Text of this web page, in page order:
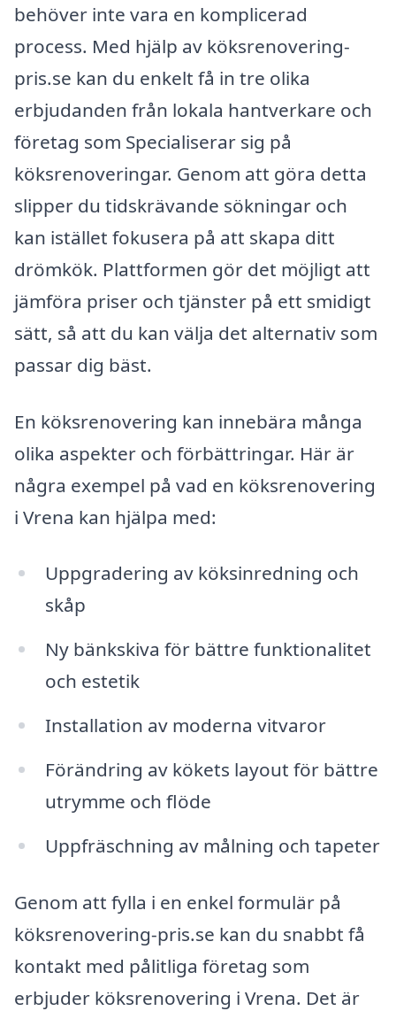
behöver inte vara en komplicerad
process. Med hjälp av köksrenovering-
pris.se kan du enkelt få in tre olika
erbjudanden från lokala hantverkare och
företag som Specialiserar sig på
köksrenoveringar. Genom att göra detta
slipper du tidskrävande sökningar och
kan istället fokusera på att skapa ditt
drömkök. Plattformen gör det möjligt att
jämföra priser och tjänster på ett smidigt
sätt, så att du kan välja det alternativ som
passar dig bäst.
En köksrenovering kan innebära många
olika aspekter och förbättringar. Här är
några exempel på vad en köksrenovering
i Vrena kan hjälpa med:
Uppgradering av köksinredning och
skåp
Ny bänkskiva för bättre funktionalitet
och estetik
Installation av moderna vitvaror
Förändring av kökets layout för bättre
utrymme och flöde
Uppfräschning av målning och tapeter
Genom att fylla i en enkel formulär på
köksrenovering-pris.se kan du snabbt få
kontakt med pålitliga företag som
erbjuder köksrenovering i Vrena. Det är